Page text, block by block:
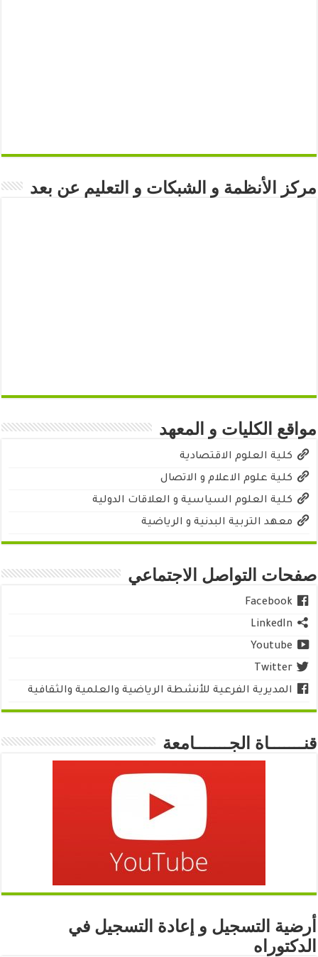
مركز الأنظمة و الشبكات و التعليم عن بعد
مواقع الكليات و المعهد
كلية العلوم الاقتصادية
كلية علوم الاعلام و الاتصال
كلية العلوم السياسية و العلاقات الدولية
معهد التربية البدنية و الرياضية
صفحات التواصل الاجتماعي
Facebook
LinkedIn
Youtube
Twitter
المديرية الفرعية للأنشطة الرياضية والعلمية والثقافية
قنـــــــاة الجـــــــامعة
أرضية التسجيل و إعادة التسجيل في
الدكتوراه